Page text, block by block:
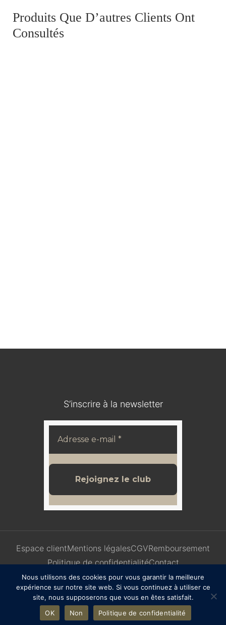
Produits Que D’autres Clients Ont
Consultés
S’inscrire à la newsletter
Espace clientMentions légalesCGVRemboursement
Politique de confidentialitéContact
COPYRIGHT© 2025 | DesignWebdesignStudio 🤍
Nous utilisons des cookies pour vous garantir la meilleure
expérience sur notre site web. Si vous continuez à utiliser ce
site, nous supposerons que vous en êtes satisfait.
OK
Non Politique de confidentialité